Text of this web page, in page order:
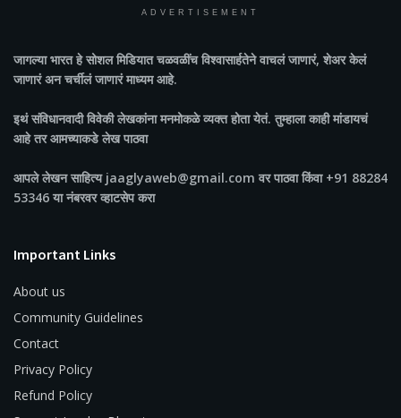
ADVERTISEMENT
जागल्या भारतहे सोशल मिडियात चळवळींच विश्वासार्हतेने वाचलं जाणारं, शेअर केलं
जाणारं अन चर्चीलं जाणारं माध्यम आहे.
इथं संविधानवादी विवेकी लेखकांना मनमोकळे व्यक्त होता येतं. तुम्हाला काही मांडायचं
आहे तर आमच्याकडे लेख पाठवा
आपले लेखन साहित्य jaaglyaweb@gmail.com वर पाठवा किंवा +91 88284
53346 या नंबरवर व्हाटसेप करा
Important Links
About us
Community Guidelines
Contact
Privacy Policy
Refund Policy